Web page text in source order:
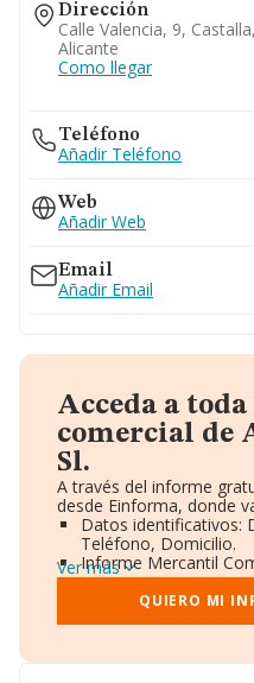
Dirección
Calle Valencia, 9,
Alicante
Como llegar
Teléfono
Añadir Teléfono
Web
Añadir Web
Email
Añadir Email
Acceda a
comercial de
Sl.
A través del informe
desde Einforma, donde
Datos identificativos:
Teléfono, Domicilio.
Informe Mercantil
Gráficos de Evolución
Consejo de
Directivos y
Ver más
QUIERO MI